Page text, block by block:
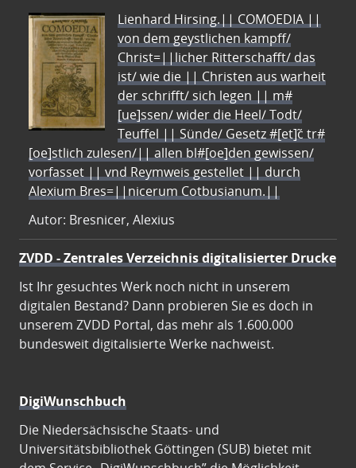
Lienhard Hirsing.|| COMOEDIA ||
von dem geystlichen kampff/
Christ=||licher Ritterschafft/ das
ist/ wie die || Christen aus warheit
der schrifft/ sich legen || m#
[ue]ssen/ wider die Heel/ Todt/
Teuffel || Sünde/ Gesetz #[et]c̃ tr#
[oe]stlich zulesen/|| allen bl#[oe]den gewissen/
vorfasset || vnd Reymweis gestellet || durch
Alexium Bres=||nicerum Cotbusianum.||
Autor: Bresnicer, Alexius
ZVDD - Zentrales Verzeichnis digitalisierter Drucke
Ist Ihr gesuchtes Werk noch nicht in unserem
digitalen Bestand? Dann probieren Sie es doch in
unserem ZVDD Portal, das mehr als 1.600.000
bundesweit digitalisierte Werke nachweist.
DigiWunschbuch
Die Niedersächsische Staats- und
Universitätsbibliothek Göttingen (SUB) bietet mit